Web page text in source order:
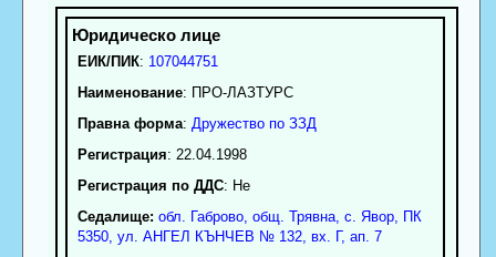
ЕИК/ПИК: 107044751
Наименование: ПРО-ЛАЗТУРС
Правна форма: Дружество по ЗЗД
Регистрация: 22.04.1998
Регистрация по ДДС: Нe
Седалище: обл. Габрово, общ. Трявна, с. Явор, ПК
5350, ул. АНГЕЛ КЪНЧЕВ № 132, вх. Г, ап. 7